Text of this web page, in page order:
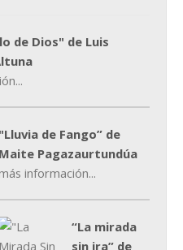
de Dios" de Luis
"Lluvia de Fango” de
Maite Pagazaurtundúa
información...
“La mirada
sin ira” de